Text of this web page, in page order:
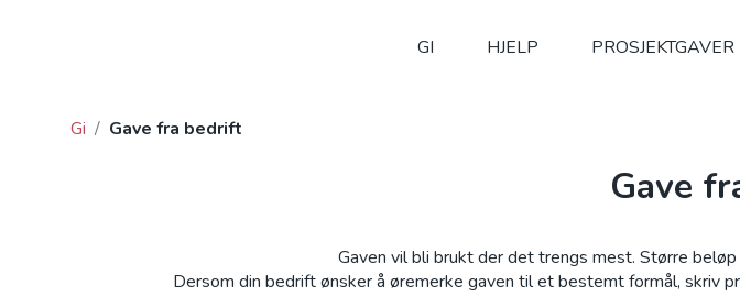
GI HJELP PROSJEKTGAVER
Gi / Gave fra bedrift
Gave
Gaven vil bli brukt der det trengs mest. Større
Dersom din bedrift ønsker å øremerke gaven til et bestemt formål, skriv